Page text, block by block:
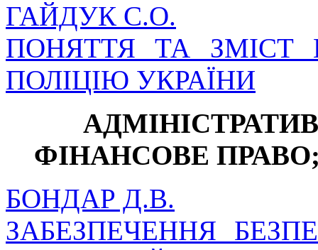
ГАЙДУК С.О.
ПОНЯТТЯ ТА ЗМІСТ
ПОЛІЦІЮ УКРАЇНИ
ФІНАНСОВЕ
БОНДАР Д.В.
ЗАБЕЗПЕЧЕННЯ